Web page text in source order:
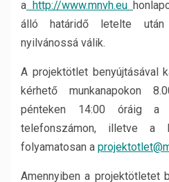
a http://www.mnvh.eu
álló határidő letelte
nyilvánossá válik.
A projektötlet benyújtásával
kérhető munkanapokon
pénteken 14:00 óráig a
telefonszámon, illetve a
folyamatosan a
Amennyiben a projektötletet